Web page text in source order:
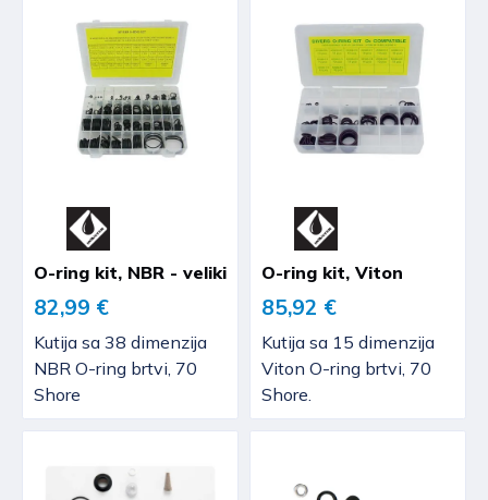
O-ring kit, NBR - veliki
82,99 €
Kutija sa 38 dimenzija
NBR O-ring brtvi, 70
Shore
O-ring kit, Viton
85,92 €
Kutija sa 15 dimenzija
Viton O-ring brtvi, 70
Shore.